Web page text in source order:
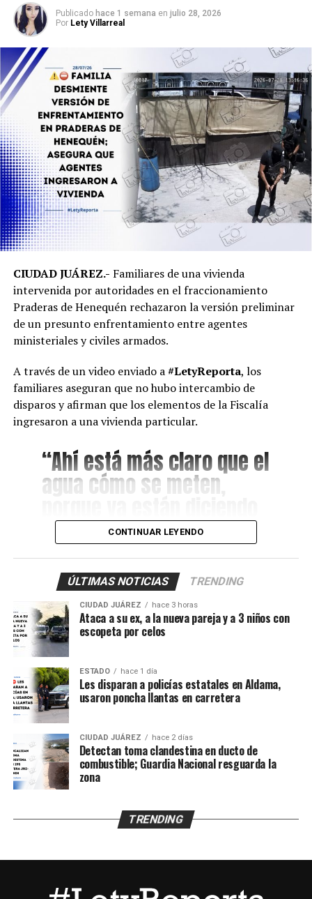
Publicado hace 1 semana en julio 28, 2026
Por Lety Villarreal
CIUDAD JUÁREZ.- Familiares de una vivienda
intervenida por autoridades en el fraccionamiento
Praderas de Henequén rechazaron la versión preliminar
de un presunto enfrentamiento entre agentes
ministeriales y civiles armados.
A través de un video enviado a#LetyReporta, los
familiares aseguran que no hubo intercambio de
disparos y afirman que los elementos de la Fiscalía
ingresaron a una vivienda particular.
“Ahí está más claro que el
agua cómo se meten,
que fue una denuncia
anónima. Para que
también vea la ciudadanía
que se meten a las casas
de gente normal y luego
los malandros, a gusto”.
De acuerdo con los primeros reportes, elementos del
Grupo Antisecuestro de la Fiscalía General del
Estadohabrían sido presuntamente atacados a balazos
mientras realizaban labores de investigación en un
domicilio ubicado en el cruce deFrancisco González
Bocanegra y Pradera de Villa Ahumada, en el
fraccionamiento Praderas de Henequén.
Sin embargo, el testimonio sostiene una versión distinta
CONTINUAR LEYENDO
ÚLTIMAS NOTICIAS TRENDING
CIUDAD JUÁREZ hace 3 horas
Ataca a su ex, a la nueva pareja y a 3 niños con
escopeta por celos
ESTADO hace 1 día
Les disparan a policías estatales en Aldama,
usaron poncha llantas en carretera
CIUDAD JUÁREZ hace 2 días
Detectan toma clandestina en ducto de
combustible; Guardia Nacional resguarda la
zona
TRENDING